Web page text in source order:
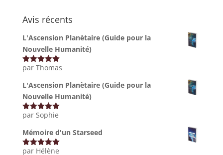
Avis récents
L'Ascension Planètaire (Guide pour la
Nouvelle Humanité)
Note 5sur
par Thomas
L'Ascension Planètaire (Guide pour la
Nouvelle Humanité)
Note5sur
par Sophie
Mémoire d'un Starseed
Note5sur
par Hélène